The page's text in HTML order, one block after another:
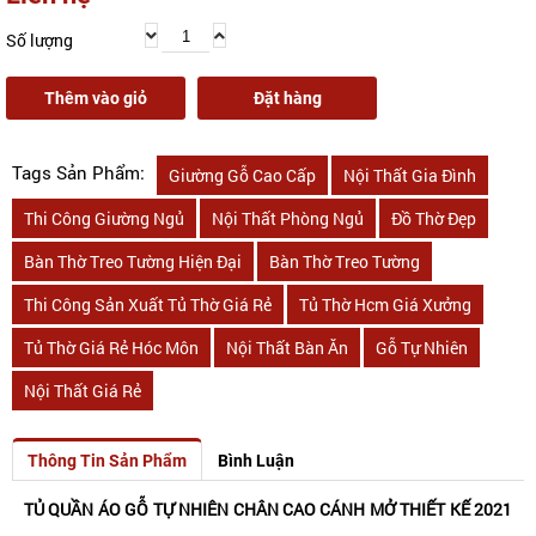
Số lượng
Thêm vào giỏ Đặt hàng
Tags Sản Phẩm: Giường Gỗ Cao Cấp
Nội Thất Gia Đình
Thi Công Giường Ngủ
Nội Thất Phòng Ngủ
Đồ Thờ Đẹp
Bàn Thờ Treo Tường Hiện Đại
Bàn Thờ Treo Tường
Thi Công Sản Xuất Tủ Thờ Giá Rẻ
Tủ Thờ Hcm Giá Xưởng
Tủ Thờ Giá Rẻ Hóc Môn
Nội Thất Bàn Ăn
Gỗ Tự Nhiên
Nội Thất Giá Rẻ
Thông Tin Sản Phẩm Bình Luận
TỦ QUẦN ÁO GỖ TỰ NHIÊN CHÂN CAO CÁNH MỞ THIẾT KẾ 2021